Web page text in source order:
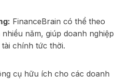
FinanceBrain có thể theo
năm, giúp doanh nghiệp
chính tức thời.
cụ hữu ích cho các doanh